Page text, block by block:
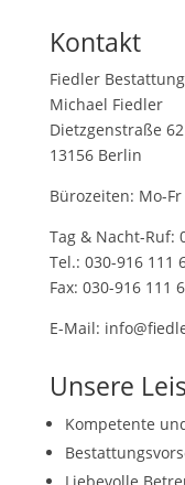
Kontakt
Fiedler
Michael Fiedler
Dietzgenstraße 62
13156 Berlin
Bürozeiten: Mo-
Tag & Nacht-Ruf:
Tel.: 030-916 111
Fax: 030-916 111
E-Mail:
Unsere
Kompetente